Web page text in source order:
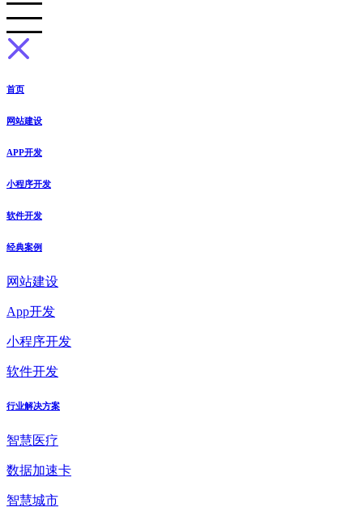
首页
网站建设
APP开发
小程序开发
软件开发
经典案例
网站建设
App开发
小程序开发
软件开发
行业解决方案
智慧医疗
数据加速卡
智慧城市